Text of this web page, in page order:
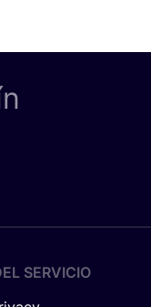
SERVICIO